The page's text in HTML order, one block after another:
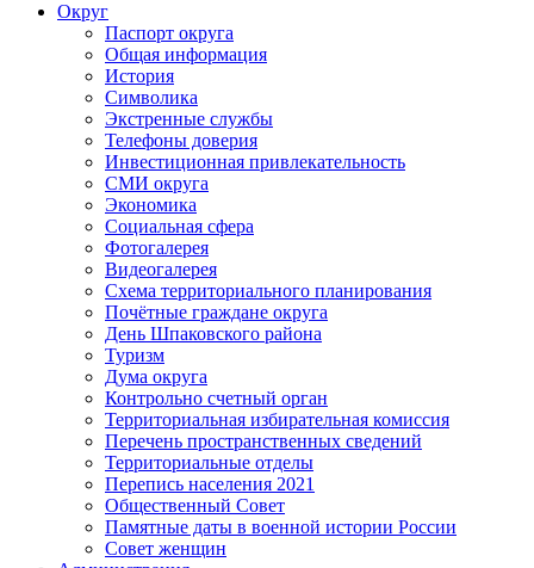
Округ
Паспорт округа
Общая информация
История
Символика
Экстренные службы
Телефоны доверия
Инвестиционная привлекательность
СМИ округа
Экономика
Социальная сфера
Фотогалерея
Видеогалерея
Схема территориального планирования
Почётные граждане округа
День Шпаковского района
Туризм
Дума округа
Контрольно счетный орган
Территориальная избирательная комиссия
Перечень пространственных сведений
Территориальные отделы
Перепись населения 2021
Общественный Совет
Памятные даты в военной истории России
Совет женщин